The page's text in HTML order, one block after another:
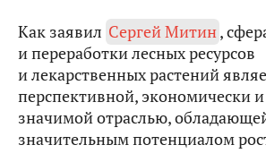
Как заявил Сергей Митин,
и переработки лесных ресурсов
и лекарственных растений
перспективной, экономически
значимой отраслью,
значительным потенциалом